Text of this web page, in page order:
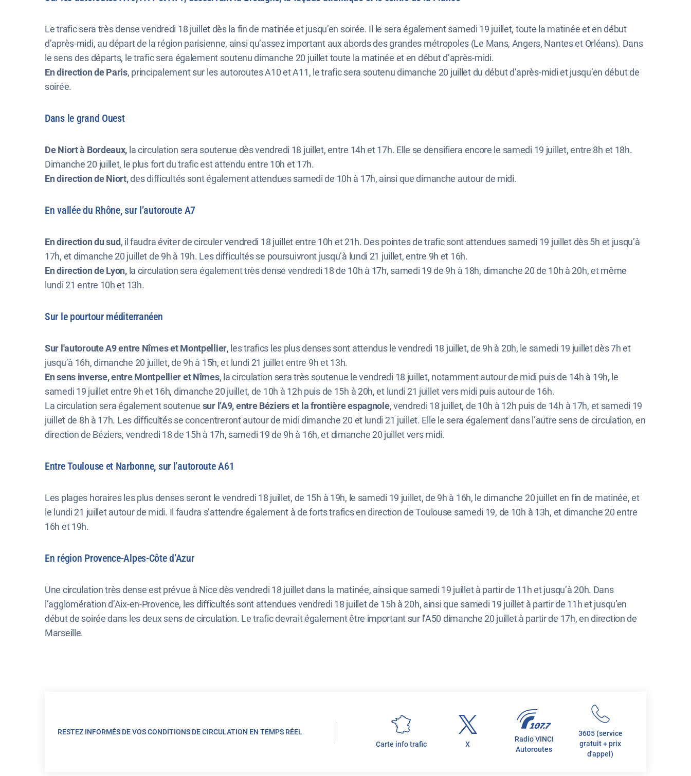
Le trafic sera très dense vendredi 18 juillet dès la fin de matinée et jusqu’en soirée. Il le sera également samedi 19 juillet, toute la matinée et en début
d’après-midi, au départ de la région parisienne, ainsi qu’assez important aux abords des grandes métropoles (Le Mans, Angers, Nantes et Orléans). Dans
le sens des départs, le trafic sera également soutenu dimanche 20 juillet toute la matinée et en début d’après-midi.
En direction de Paris, principalement sur les autoroutes A10 et A11, le trafic sera soutenu dimanche 20 juillet du début d’après-midi et jusqu’en début de
soirée.
Dans le grand Ouest
De Niort à Bordeaux, la circulation sera soutenue dès vendredi 18 juillet, entre 14h et 17h. Elle se densifiera encore le samedi 19 juillet, entre 8h et 18h.
Dimanche 20 juillet, le plus fort du trafic est attendu entre 10h et 17h.
En direction de Niort,des difficultés sont également attendues samedi de 10h à 17h, ainsi que dimanche autour de midi.
En vallée du Rhône, sur l’autoroute A7
En direction du sud, il faudra éviter de circuler vendredi 18 juillet entre 10h et 21h. Des pointes de trafic sont attendues samedi 19 juillet dès 5h et jusqu’à
17h, et dimanche 20 juillet de 9h à 19h. Les difficultés se poursuivront jusqu’à lundi 21 juillet, entre 9h et 16h.
En direction de Lyon,la circulation sera également très dense vendredi 18 de 10h à 17h, samedi 19 de 9h à 18h, dimanche 20 de 10h à 20h, et même
lundi 21 entre 10h et 13h.
Sur le pourtour méditerranéen
Sur l'autoroute A9 entre Nîmes et Montpellier, les trafics les plus denses sont attendus le vendredi 18 juillet, de 9h à 20h, le samedi 19 juillet dès 7h et
jusqu’à 16h, dimanche 20 juillet, de 9h à 15h, et lundi 21 juillet entre 9h et 13h.
En sens inverse, entre Montpellier et Nîmes, la circulation sera très soutenue le vendredi 18 juillet, notamment autour de midi puis de 14h à 19h, le
samedi 19 juillet entre 9h et 16h, dimanche 20 juillet, de 10h à 12h puis de 15h à 20h, et lundi 21 juillet vers midi puis autour de 16h.
La circulation sera également soutenue sur l’A9, entre Béziers et la frontière espagnole, vendredi 18 juillet, de 10h à 12h puis de 14h à 17h, et samedi 19
juillet de 8h à 17h. Les difficultés se concentreront autour de midi dimanche 20 et lundi 21 juillet. Elle le sera également dans l’autre sens de circulation, en
direction de Béziers, vendredi 18 de 15h à 17h, samedi 19 de 9h à 16h, et dimanche 20 juillet vers midi.
Entre Toulouse et Narbonne, sur l’autoroute A61
Les plages horaires les plus denses seront le vendredi 18 juillet, de 15h à 19h, le samedi 19 juillet, de 9h à 16h, le dimanche 20 juillet en fin de matinée, et
le lundi 21 juillet autour de midi. Il faudra s’attendre également à de forts trafics en direction de Toulouse samedi 19, de 10h à 13h, et dimanche 20 entre
16h et 19h.
En région Provence-Alpes-Côte d’Azur
Une circulation très dense est prévue à Nice dès vendredi 18 juillet dans la matinée, ainsi que samedi 19 juillet à partir de 11h et jusqu’à 20h. Dans
l’agglomération d’Aix-en-Provence, les difficultés sont attendues vendredi 18 juillet de 15h à 20h, ainsi que samedi 19 juillet à partir de 11h et jusqu’en
début de soirée dans les deux sens de circulation. Le trafic devrait également être important sur l’A50 dimanche 20 juillet à partir de 17h, en direction de
Marseille.
RESTEZ INFORMÉS DE VOS CONDITIONS DE CIRCULATION EN TEMPS RÉEL
Carte info trafic
X
Radio VINCI
Autoroutes
3605 (service
gratuit + prix
d'appel)